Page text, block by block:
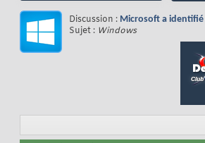
Discussion : Microsoft a identifié
Sujet : Windows